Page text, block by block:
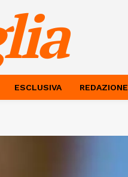
ESCLUSIVA REDAZIONE